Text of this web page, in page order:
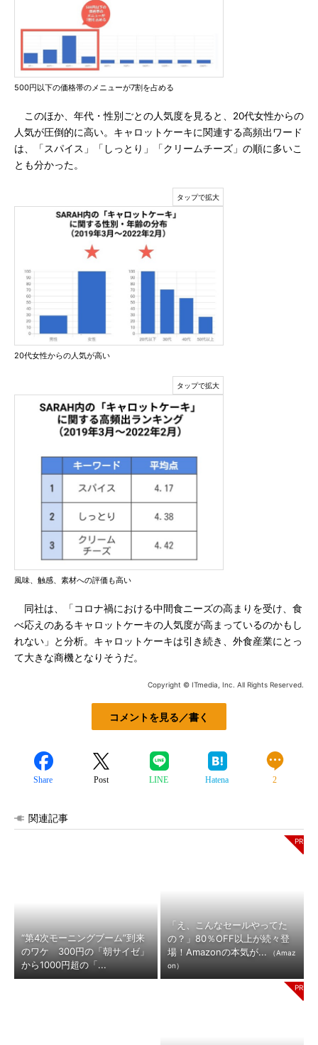
500円以下の価格帯のメニューが7割を占める
このほか、年代・性別ごとの人気度を見ると、20代女性からの
人気が圧倒的に高い。キャロットケーキに関連する高頻出ワード
は、「スパイス」「しっとり」「クリームチーズ」の順に多いこ
とも分かった。
20代女性からの人気が高い
風味、触感、素材への評価も高い
同社は、「コロナ禍における中間食ニーズの高まりを受け、食
べ応えのあるキャロットケーキの人気度が高まっているのかもし
れない」と分析。キャロットケーキは引き続き、外食産業にとっ
て大きな商機となりそうだ。
Copyright © ITmedia, Inc. All Rights Reserved.
コメントを見る／書く
Share Post LINE Hatena 2
関連記事
“第4次モーニングブーム”到来
のワケ 300円の「朝サイゼ」
から1000円超の「...
「え、こんなセールやってた
の？」80％OFF以上が続々登
場！Amazonの本気が...
（Amaz
on）